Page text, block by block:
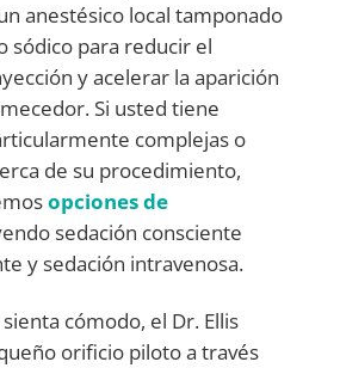
anestésico local tamponado
sódico para reducir el
y acelerar la aparición
Si usted tiene
complejas o
de su procedimiento,
opciones de
sedación consciente
y sedación intravenosa.
cómodo, el Dr. Ellis
orificio piloto a través